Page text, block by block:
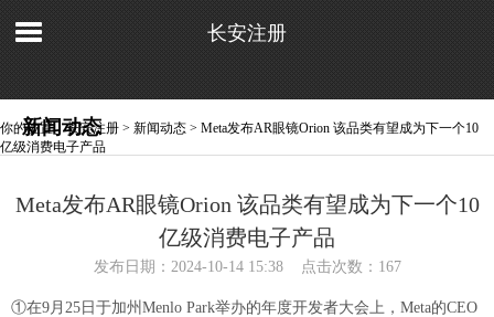
长安注册
新闻动态
你的位置：长安注册 > 新闻动态 > Meta发布AR眼镜Orion 该品类有望成为下一个10
亿级消费电子产品
Meta发布AR眼镜Orion 该品类有望成为下一个10
亿级消费电子产品
发布日期：2024-10-14 15:38 点击次数：167
①在9月25日于加州Menlo Park举办的年度开发者大会上，Meta的CEO